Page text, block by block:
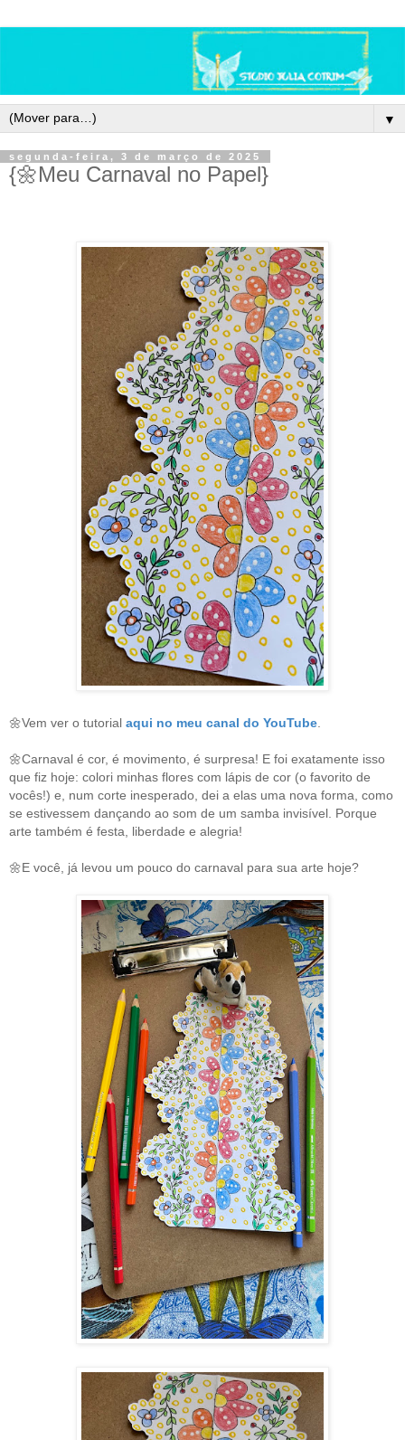
▼
segunda-feira, 3 de março de 2025
{🌼Meu Carnaval no Papel}
🌼Vem ver o tutorial aqui no meu canal do YouTube
🌼Carnaval é cor, é movimento, é surpresa! E foi exatamente isso
que fiz hoje: colori minhas flores com lápis de cor (o favorito de
vocês!) e, num corte inesperado, dei a elas uma nova forma, como
se estivessem dançando ao som de um samba invisível. Porque
arte também é festa, liberdade e alegria!
🌼E você, já levou um pouco do carnaval para sua arte hoje?